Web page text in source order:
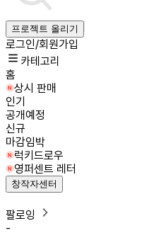
프로젝트 올리기
로그인/회원가입
카테고리
홈
상시 판매
인기
공개예정
신규
마감임박
럭키드로우
영퍼센트 레터
창작자센터
팔로잉
-